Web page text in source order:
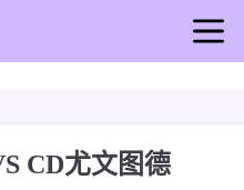
CD尤文图德